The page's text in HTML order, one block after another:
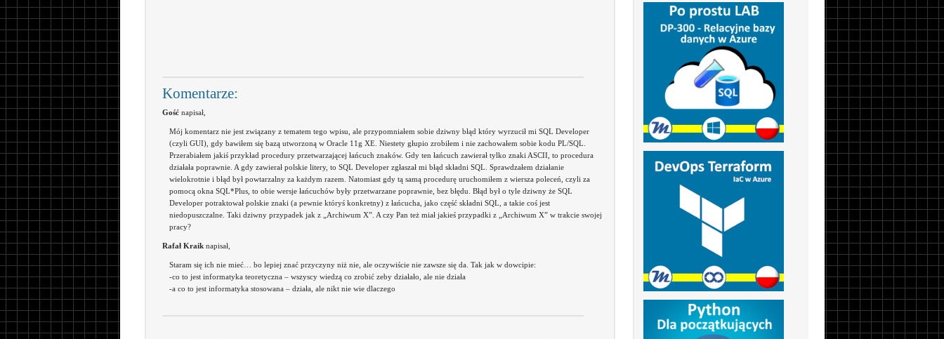
Komentarze:
Gośćnapisał,
Mój komentarz nie jest związany z tematem tego wpisu, ale przypomniałem sobie dziwny błąd który wyrzucił mi SQL Developer
(czyli GUI), gdy bawiłem się bazą utworzoną w Oracle 11g XE. Niestety głupio zrobiłem i nie zachowałem sobie kodu PL/SQL.
Przerabiałem jakiś przykład procedury przetwarzającej łańcuch znaków. Gdy ten łańcuch zawierał tylko znaki ASCII, to procedura
działała poprawnie. A gdy zawierał polskie litery, to SQL Developer zgłaszał mi błąd składni SQL. Sprawdzałem działanie
wielokrotnie i błąd był powtarzalny za każdym razem. Natomiast gdy tą samą procedurę uruchomiłem z wiersza poleceń, czyli za
pomocą okna SQL*Plus, to obie wersje łańcuchów były przetwarzane poprawnie, bez błędu. Błąd był o tyle dziwny że SQL
Developer potraktował polskie znaki (a pewnie któryś konkretny) z łańcucha, jako część składni SQL, a takie coś jest
niedopuszczalne. Taki dziwny przypadek jak z „Archiwum X”. A czy Pan też miał jakieś przypadki z „Archiwum X” w trakcie swojej
pracy?
Rafał Kraiknapisał,
Staram się ich nie mieć… bo lepiej znać przyczyny niż nie, ale oczywiście nie zawsze się da. Tak jak w dowcipie:
-co to jest informatyka teoretyczna – wszyscy wiedzą co zrobić zeby działało, ale nie działa
-a co to jest informatyka stosowana – działa, ale nikt nie wie dlaczego